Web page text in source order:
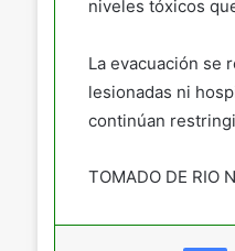
niveles tóxicos
La evacuación se
lesionadas ni
continúan
TOMADO DE RIO